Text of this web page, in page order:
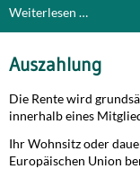
Weiterlesen …
Auszahlung
Die Rente wird
innerhalb eines
Ihr Wohnsitz oder
Europäischen Union